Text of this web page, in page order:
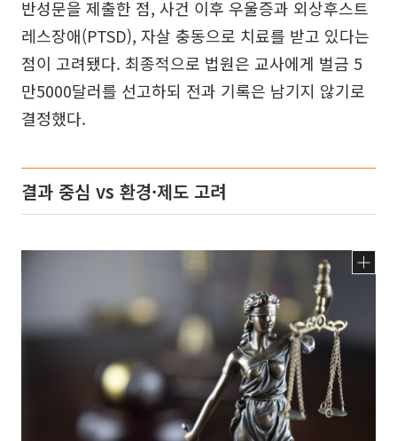
반성문을 제출한 점, 사건 이후 우울증과 외상후스트
레스장애(PTSD), 자살 충동으로 치료를 받고 있다는
점이 고려됐다. 최종적으로 법원은 교사에게 벌금 5
만5000달러를 선고하되 전과 기록은 남기지 않기로
결정했다.
결과 중심 vs 환경·제도 고려